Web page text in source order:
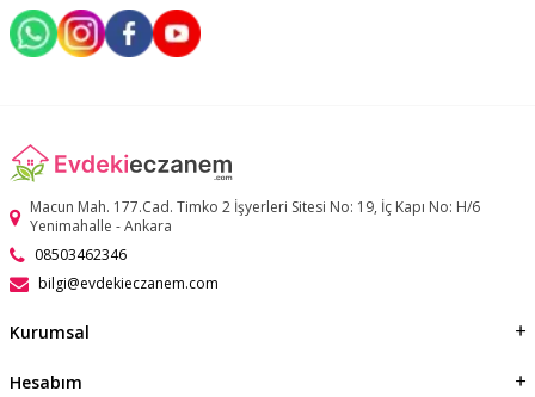
Macun Mah. 177.Cad. Timko 2 İşyerleri Sitesi No: 19, İç Kapı No: H/6
Yenimahalle - Ankara
08503462346
bilgi@evdekieczanem.com
Kurumsal
Hesabım